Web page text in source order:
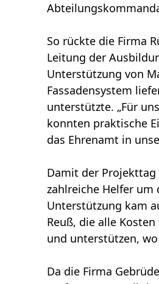
So rückte die Firma
Leitung der
Unterstützung von
Fassadensystem
unterstützte. „Für
konnten praktische
das Ehrenamt in
Damit der
zahlreiche Helfer um
Unterstützung kam
Reuß, die alle
und unterstützen,
Da die Firma